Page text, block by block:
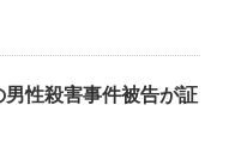
男性殺害事件被告が証